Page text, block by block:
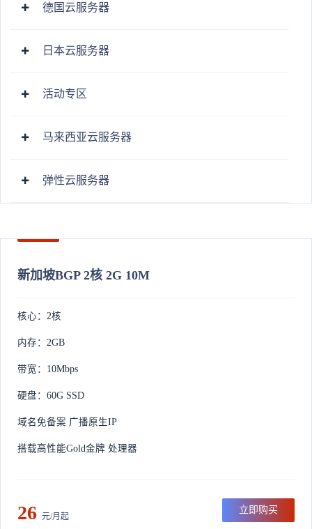
德国云服务器
日本云服务器
活动专区
马来西亚云服务器
弹性云服务器
新加坡BGP 2核 2G 10M
核心：2核
内存：2GB
带宽：10Mbps
硬盘：60G SSD
域名免备案 广播原生IP
搭载高性能Gold金牌 处理器
26 元/月起
立即购买